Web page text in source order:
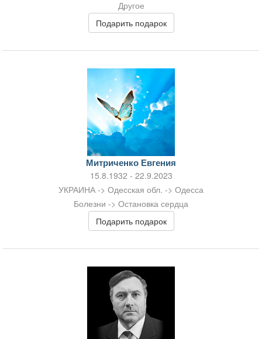
Другое
Подарить подарок
Митриченко Евгения
15.8.1932 - 22.9.2023
УКРАИНА -> Одесская обл. -> Одесса
Болезни -> Остановка сердца
Подарить подарок